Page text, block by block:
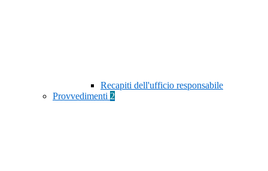
Recapiti dell'ufficio responsabile
Provvedimenti 2